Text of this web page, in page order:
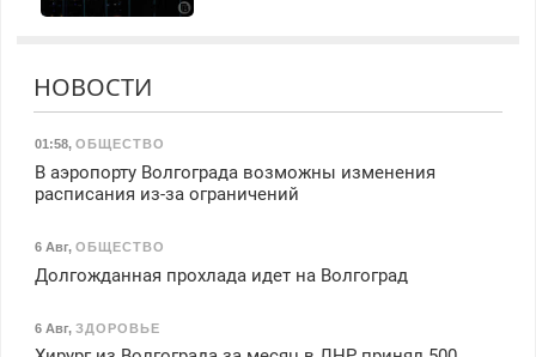
НОВОСТИ
01:58, ОБЩЕСТВО
В аэропорту Волгограда возможны изменения
расписания из-за ограничений
6 Авг, ОБЩЕСТВО
Долгожданная прохлада идет на Волгоград
6 Авг, ЗДОРОВЬЕ